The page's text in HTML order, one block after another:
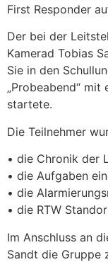
First Responder
Der bei der
Kamerad Tobias
Sie in den
„Probeabend“
startete.
Die Teilnehmer
• die Chronik der
• die Aufgaben
• die
• die RTW
Im Anschluss an
Sandt die Gruppe